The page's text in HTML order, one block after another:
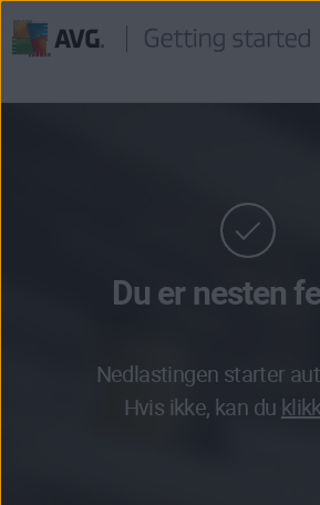
Du er nesten
Nedlastingen starter
Hvis ikke, kan du